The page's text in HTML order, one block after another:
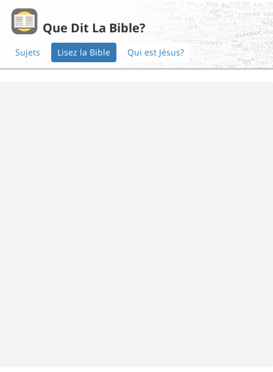
Que Dit La Bible?
Sujets Lisez la Bible Qui est Jésus?